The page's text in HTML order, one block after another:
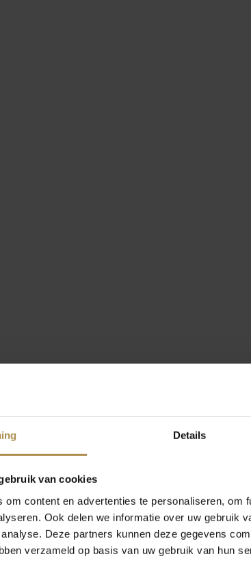
Details
van cookies
om content en advertenties te personaliseren, om
Ook delen we informatie over uw gebruik
Deze partners kunnen deze gegevens
verzameld op basis van uw gebruik van hun